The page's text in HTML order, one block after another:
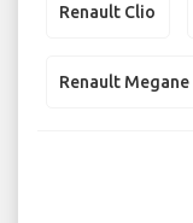
Renault Clio
Renault Megane